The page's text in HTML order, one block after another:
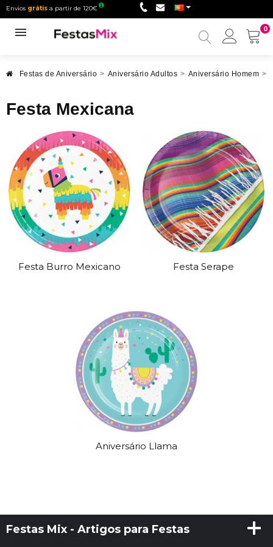
Envios grátis a partir de 120€
0
Minha
Festas de Aniversário > Aniversário Adultos > Aniversário Homem >
Festa Mexicana
Festa Burro Mexicano Festa Serape
Aniversário Llama
Festas Mix - Artigos para Festas